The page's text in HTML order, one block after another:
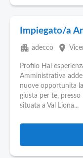
Impiegato/a
apartment adecco place
Profilo Hai
Amministrativa
nuove opportunita
giusta per te,
situata a Val Liona...